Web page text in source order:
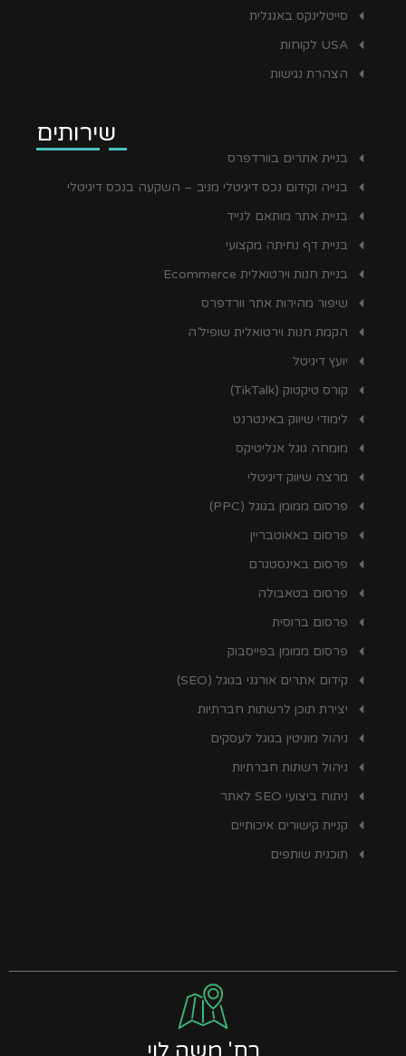
סייטלינקס באנגלית
USA לקוחות
הצהרת נגישות
שירותים
בניית אתרים בוורדפרס
בנייה וקידום נכס דיגיטלי מניב – השקעה בנכס דיגיטלי
בניית אתר מותאם לנייד
בניית דף נחיתה מקצועי
בניית חנות וירטואלית Ecommerce
שיפור מהירות אתר וורדפרס
הקמת חנות וירטואלית שופיל’ה
יועץ דיגיטל
קורס טיקטוק (TikTalk)
לימודי שיווק באינטרנט
מומחה גוגל אנליטיקס
מרצה שיווק דיגיטלי
פרסום ממומן בגוגל (PPC)
פרסום באאוטבריין
פרסום באינסטגרם
פרסום בטאבולה
פרסום ברוסית
פרסום ממומן בפייסבוק
קידום אתרים אורגני בגוגל (SEO)
יצירת תוכן לרשתות חברתיות
ניהול מוניטין בגוגל לעסקים
ניהול רשתות חברתיות
ניתוח ביצועי SEO לאתר
קניית קישורים איכותיים
תוכנית שותפים